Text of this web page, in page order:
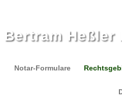
Bertram
Notar-Formulare